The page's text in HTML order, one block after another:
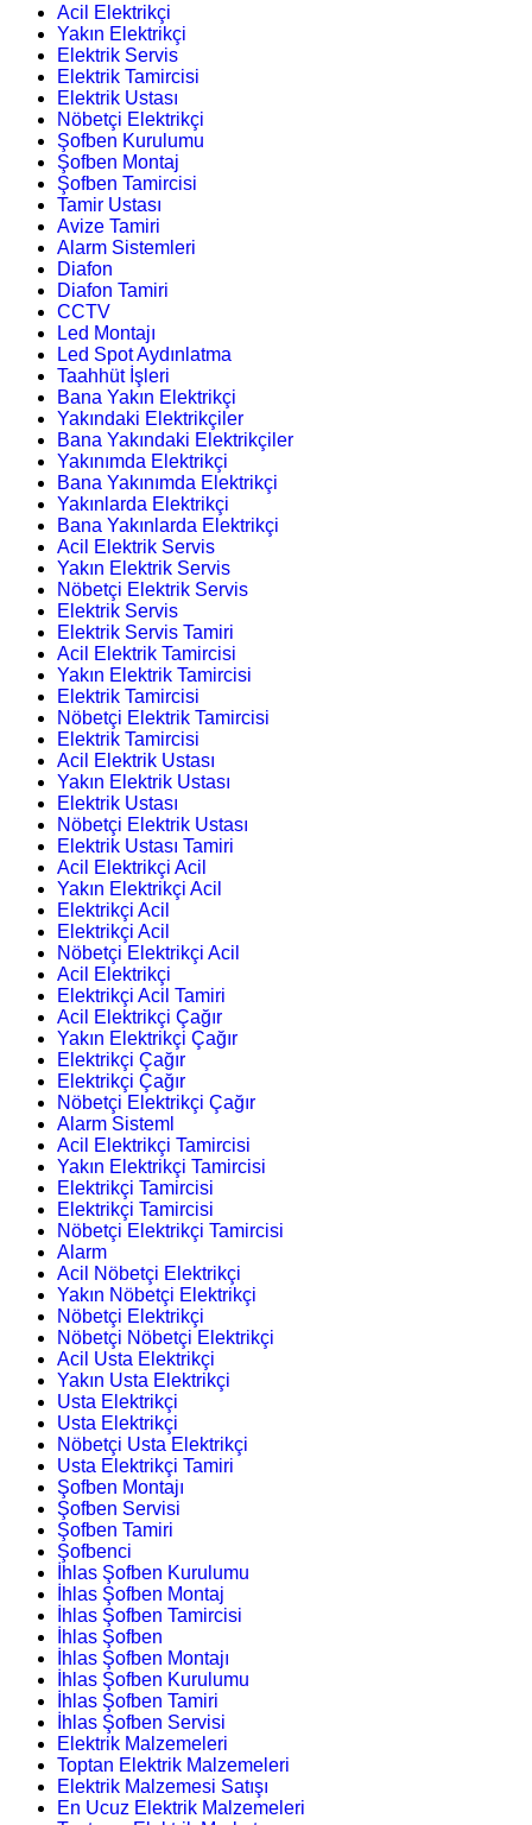
Acil Elektrikçi
Yakın Elektrikçi
Elektrik Servis
Elektrik Tamircisi
Elektrik Ustası
Nöbetçi Elektrikçi
Şofben Kurulumu
Şofben Montaj
Şofben Tamircisi
Tamir Ustası
Avize Tamiri
Alarm Sistemleri
Diafon
Diafon Tamiri
CCTV
Led Montajı
Led Spot Aydınlatma
Taahhüt İşleri
Bana Yakın Elektrikçi
Yakındaki Elektrikçiler
Bana Yakındaki Elektrikçiler
Yakınımda Elektrikçi
Bana Yakınımda Elektrikçi
Yakınlarda Elektrikçi
Bana Yakınlarda Elektrikçi
Acil Elektrik Servis
Yakın Elektrik Servis
Nöbetçi Elektrik Servis
Elektrik Servis
Elektrik Servis Tamiri
Acil Elektrik Tamircisi
Yakın Elektrik Tamircisi
Elektrik Tamircisi
Nöbetçi Elektrik Tamircisi
Elektrik Tamircisi
Acil Elektrik Ustası
Yakın Elektrik Ustası
Elektrik Ustası
Nöbetçi Elektrik Ustası
Elektrik Ustası Tamiri
Acil Elektrikçi Acil
Yakın Elektrikçi Acil
Elektrikçi Acil
Elektrikçi Acil
Nöbetçi Elektrikçi Acil
Acil Elektrikçi
Elektrikçi Acil Tamiri
Acil Elektrikçi Çağır
Yakın Elektrikçi Çağır
Elektrikçi Çağır
Elektrikçi Çağır
Nöbetçi Elektrikçi Çağır
Alarm Sisteml
Acil Elektrikçi Tamircisi
Yakın Elektrikçi Tamircisi
Elektrikçi Tamircisi
Elektrikçi Tamircisi
Nöbetçi Elektrikçi Tamircisi
Alarm
Acil Nöbetçi Elektrikçi
Yakın Nöbetçi Elektrikçi
Nöbetçi Elektrikçi
Nöbetçi Nöbetçi Elektrikçi
Acil Usta Elektrikçi
Yakın Usta Elektrikçi
Usta Elektrikçi
Usta Elektrikçi
Nöbetçi Usta Elektrikçi
Usta Elektrikçi Tamiri
Şofben Montajı
Şofben Servisi
Şofben Tamiri
Şofbenci
İhlas Şofben Kurulumu
İhlas Şofben Montaj
İhlas Şofben Tamircisi
İhlas Şofben
İhlas Şofben Montajı
İhlas Şofben Kurulumu
İhlas Şofben Tamiri
İhlas Şofben Servisi
Elektrik Malzemeleri
Toptan Elektrik Malzemeleri
Elektrik Malzemesi Satışı
En Ucuz Elektrik Malzemeleri